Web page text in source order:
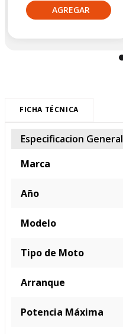
FICHA TÉCNICA
Especificacion General
Marca
Año
Modelo
Tipo de Moto
Arranque
Potencia Máxima